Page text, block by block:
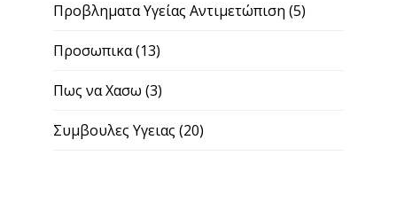
Προβληματα Υγείας Αντιμετώπιση (5)
Προσωπικα(13)
Πως να Χασω (3)
Συμβουλες Υγειας (20)